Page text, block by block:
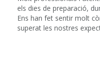
els dies de preparació,
Ens han fet sentir molt
superat les nostres